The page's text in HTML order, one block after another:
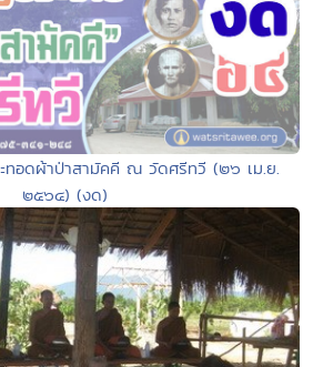
ทอดผ้าป่าสามัคคี ณ วัดศรีทวี (๒๖ เม.ย.
๒๕๖๔) (งด)